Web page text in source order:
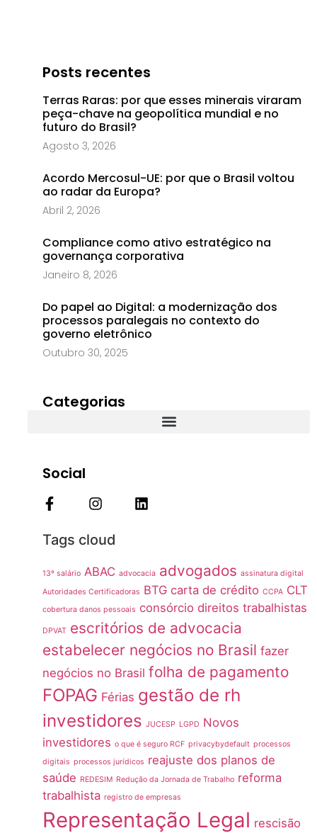
Posts recentes
Terras Raras: por que esses minerais viraram
peça-chave na geopolítica mundial e no
futuro do Brasil?
Agosto 3, 2026
Acordo Mercosul-UE: por que o Brasil voltou
ao radar da Europa?
Abril 2, 2026
Compliance como ativo estratégico na
governança corporativa
Janeiro 8, 2026
Do papel ao Digital: a modernização dos
processos paralegais no contexto do
governo eletrônico
Outubro 30, 2025
Categorias
Social
Tags cloud
13º salário ABAC advocacia advogados assinatura digital
Autoridades Certificadoras BTG carta de crédito CCPA CLT
cobertura danos pessoais consórcio direitos trabalhistas
DPVAT escritórios de advocacia
estabelecer negócios no Brasil fazer
negócios no Brasil folha de pagamento
FOPAG Férias gestão de rh
investidores JUCESP LGPD Novos
investidores o que é seguro RCF privacybydefault processos
digitais processos jurídicos reajuste dos planos de
saúde REDESIM Redução da Jornada de Trabalho reforma
trabalhista registro de empresas
Representação Legal rescisão